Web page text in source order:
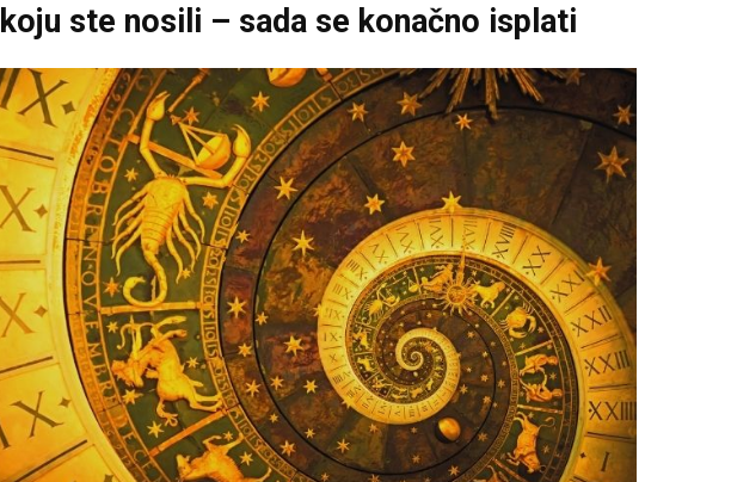
koju ste nosili – sada se konačno isplati